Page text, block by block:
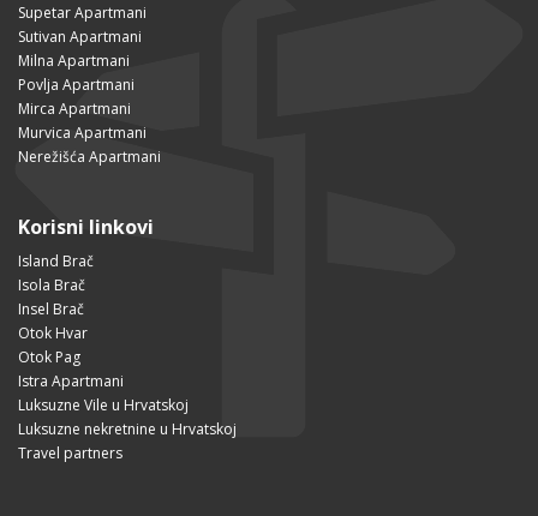
Supetar Apartmani
Sutivan Apartmani
Milna Apartmani
Povlja Apartmani
Mirca Apartmani
Murvica Apartmani
Nerežišća Apartmani
Korisni linkovi
Island Brač
Isola Brač
Insel Brač
Otok Hvar
Otok Pag
Istra Apartmani
Luksuzne Vile u Hrvatskoj
Luksuzne nekretnine u Hrvatskoj
Travel partners